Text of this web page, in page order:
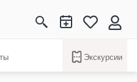
Экскурсии